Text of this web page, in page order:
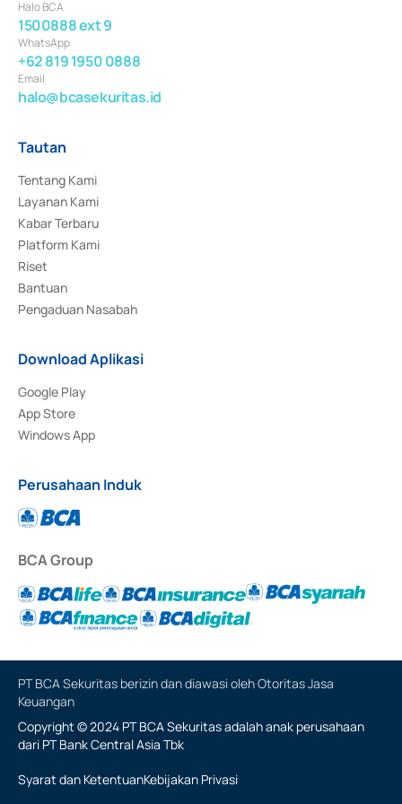
Halo BCA
1500888 ext 9
WhatsApp
+62 819 1950 0888
Email
halo@bcasekuritas.id
Tautan
Tentang Kami
Layanan Kami
Kabar Terbaru
Platform Kami
Riset
Bantuan
Pengaduan Nasabah
Download Aplikasi
Google Play
App Store
Windows App
Perusahaan Induk
BCA Group
PT BCA Sekuritas berizin dan diawasi oleh Otoritas Jasa
Keuangan
Copyright © 2024 PT BCA Sekuritas adalah anak perusahaan
dari PT Bank Central Asia Tbk
Syarat dan KetentuanKebijakan Privasi